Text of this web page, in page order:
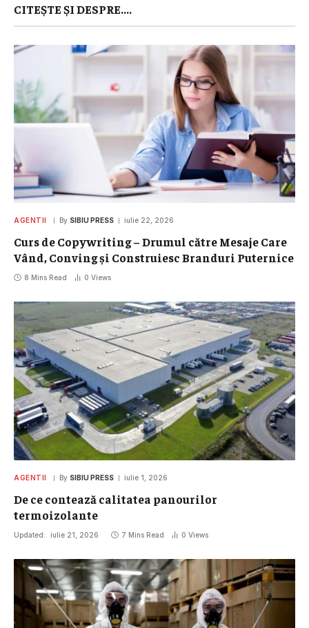
CITEȘTE ȘI DESPRE....
AGENTII By SIBIU PRESS iulie 22, 2026
Curs de Copywriting – Drumul către Mesaje Care
Vând, Conving și Construiesc Branduri Puternice
8 Mins Read 0 Views
AGENTII By SIBIU PRESS iulie 1, 2026
De ce contează calitatea panourilor
termoizolante
Updated: iulie 21, 2026 7 Mins Read 0 Views